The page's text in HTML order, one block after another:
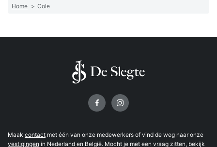
Home > Cole
Maak contact met één van onze medewerkers of vind de weg naar onze
vestigingen in Nederland en België. Mocht je met een vraag zitten, bekijk